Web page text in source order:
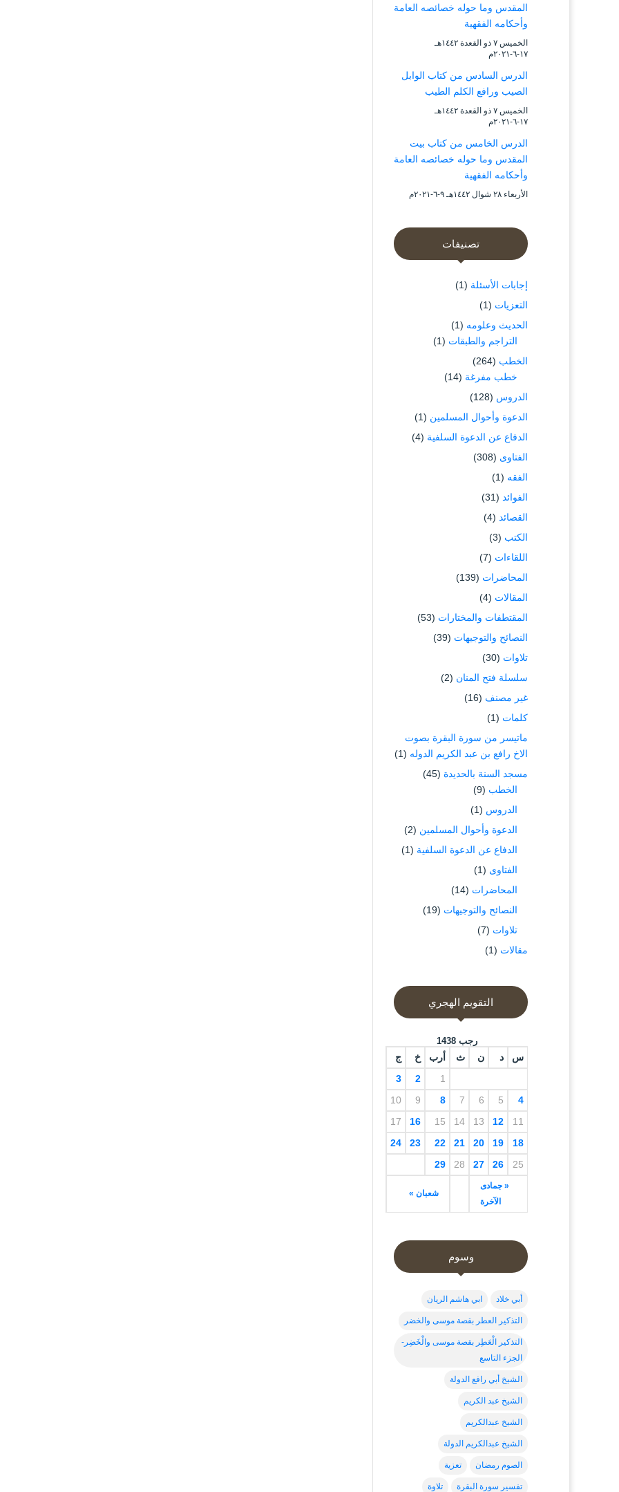
المقدس وما حوله خصائصه العامة
وأحكامه الفقهية
الخميس ۷ ذو القعدة ۱٤٤۲هـ
۱۷-٦-۲۰۲۱م
الدرس السادس من كتاب الوابل
الصيب ورافع الكلم الطيب
الخميس ۷ ذو القعدة ۱٤٤۲هـ
۱۷-٦-۲۰۲۱م
الدرس الخامس من كتاب بيت
المقدس وما حوله خصائصه العامة
وأحكامه الفقهية
الأربعاء ۲۸ شوال ۱٤٤۲هـ ۹-٦-۲۰۲۱م
تصنيفات
إجابات الأسئلة (1)
التعزيات (1)
الحديث وعلومه (1)
التراجم والطبقات (1)
الخطب (264)
خطب مفرغة (14)
الدروس (128)
الدعوة وأحوال المسلمين (1)
الدفاع عن الدعوة السلفية (4)
الفتاوى (308)
الفقه (1)
الفوائد (31)
القصائد (4)
الكتب (3)
اللقاءات (7)
المحاضرات (139)
المقالات (4)
المقتطفات والمختارات (53)
النصائح والتوجيهات (39)
تلاوات (30)
سلسلة فتح المنان (2)
غير مصنف (16)
كلمات (1)
ماتيسر من سورة البقرة بصوت
الاخ رافع بن عبد الكريم الدوله (1)
مسجد السنة بالحديدة (45)
الخطب (9)
الدروس (1)
الدعوة وأحوال المسلمين (2)
الدفاع عن الدعوة السلفية (1)
الفتاوى (1)
المحاضرات (14)
النصائح والتوجيهات (19)
تلاوات (7)
مقالات (1)
التقويم الهجري
رجب 1438
س د ن ث أرب خ ج
« جمادى
الآخرة
شعبان »
1
2
3
4
5
6
7
8
9
10
11
12
13
14
15
16
17
18
19
20
21
22
23
24
25
26
27
28
29
وسوم
أبي خلاد ابي هاشم الريان
التذكير العطر بقصة موسى والخضر
التذكير الْعَطِر بقصة موسى والْخَضِر-
الجزء التاسع
الشيخ أبي رافع الدولة
الشيخ عبد الكريم
الشيخ عبدالكريم
الشيخ عبدالكريم الدولة
الصوم رمضان تعزية
تفسير سورة البقرة تلاوة